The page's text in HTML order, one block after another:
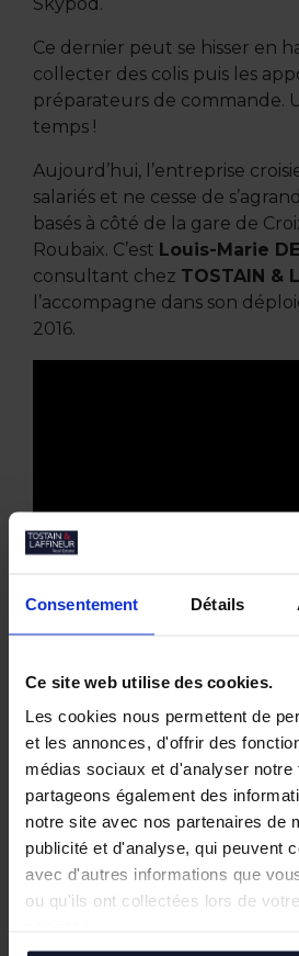
Consentement Détails
Ce site web utilise des cookies.
Les cookies nous permettent de
et les annonces, d'offrir des
médias sociaux et d'analyser notre
partageons également des
notre site avec nos partenaires de
publicité et d'analyse, qui peuvent
avec d'autres informations que
ou qu'ils ont collectées lors de
Ce dernier peut se hisser en
collecter des colis puis les
préparateurs de commande.
temps !
Aujourd’hui, l’entreprise
salariés et ne cesse de
basés à côté de la gare de
Roubaix. C’est Louis-Marie
consultant chez TOSTAIN &
l’accompagne dans son
2016.
communique-de-presse-
Autres
Juin 2026